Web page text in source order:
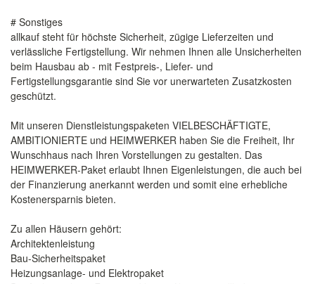
# Sonstiges
allkauf steht für höchste Sicherheit, zügige Lieferzeiten und
verlässliche Fertigstellung. Wir nehmen Ihnen alle Unsicherheiten
beim Hausbau ab - mit Festpreis-, Liefer- und
Fertigstellungsgarantie sind Sie vor unerwarteten Zusatzkosten
geschützt.
Mit unseren Dienstleistungspaketen VIELBESCHÄFTIGTE,
AMBITIONIERTE und HEIMWERKER haben Sie die Freiheit, Ihr
Wunschhaus nach Ihren Vorstellungen zu gestalten. Das
HEIMWERKER-Paket erlaubt Ihnen Eigenleistungen, die auch bei
der Finanzierung anerkannt werden und somit eine erhebliche
Kostenersparnis bieten.
Zu allen Häusern gehört:
Architektenleistung
Bau-Sicherheitspaket
Heizungsanlage- und Elektropaket